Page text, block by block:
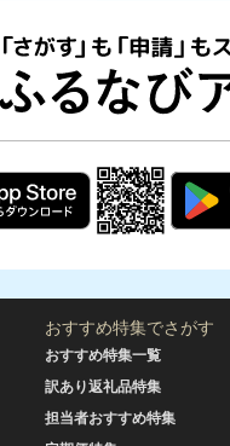
おすすめ特集でさがす
おすすめ特集一覧
訳あり返礼品特集
担当者おすすめ特集